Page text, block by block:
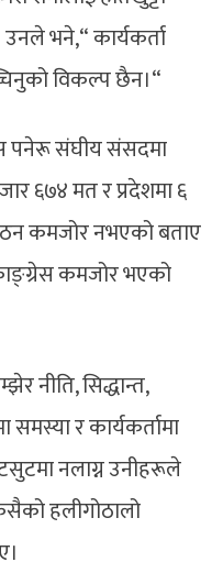
भने,“ कार्यकर्ता
विकल्प छैन।“
पनेरू संघीय संसदमा
६७४ मत र प्रदेशमा ६
कमजोर नभएको बताए
कमजोर भएको
नीति, सिद्धान्त,
समस्या र कार्यकर्तामा
नलाग्न उनीहरूले
हलीगोठालो